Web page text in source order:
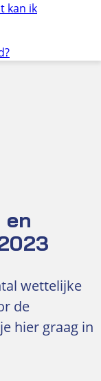
kan ik
wettelijke
de
hier graag in